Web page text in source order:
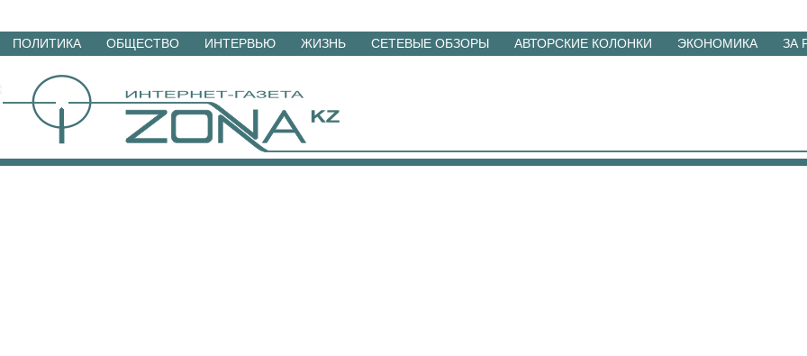
Перейти
материалам
ПОЛИТИКА ОБЩЕСТВО ИНТЕРВЬЮ ЖИЗНЬ СЕТЕВЫЕ ОБЗОРЫ АВТОРСКИЕ КОЛОНКИ ЭКОНОМИКА ЗА